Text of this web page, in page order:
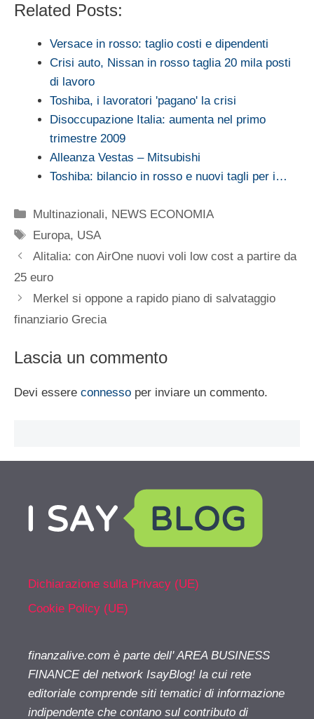
Related Posts:
Versace in rosso: taglio costi e dipendenti
Crisi auto, Nissan in rosso taglia 20 mila posti
di lavoro
Toshiba, i lavoratori 'pagano' la crisi
Disoccupazione Italia: aumenta nel primo
trimestre 2009
Alleanza Vestas – Mitsubishi
Toshiba: bilancio in rosso e nuovi tagli per i…
Categorie
Multinazionali, NEWS ECONOMIA
Tag
Europa, USA
Alitalia: con AirOne nuovi voli low cost a partire da
25 euro
Merkel si oppone a rapido piano di salvataggio
finanziario Grecia
Lascia un commento
Devi essere connesso per inviare un commento.
Dichiarazione sulla Privacy (UE)
Cookie Policy (UE)
finanzalive.com è parte dell' AREA BUSINESS
FINANCE del network IsayBlog! la cui rete
editoriale comprende siti tematici di informazione
indipendente che contano sul contributo di